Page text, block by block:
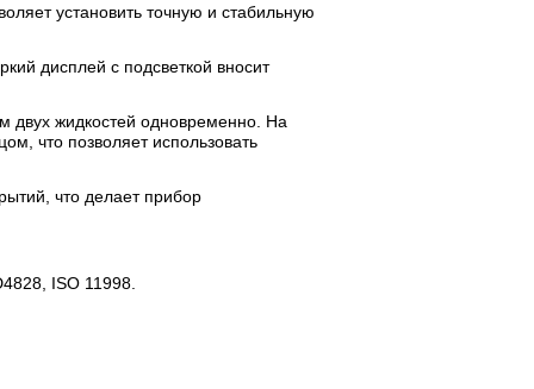
установить точную и стабильную
дисплей с подсветкой вносит
двух жидкостей одновременно. На
что позволяет использовать
что делает прибор
ISO 11998.